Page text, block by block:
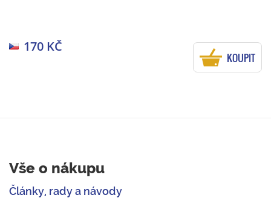
170 KČ
KOUPIT
Vše o nákupu
Články, rady a návody